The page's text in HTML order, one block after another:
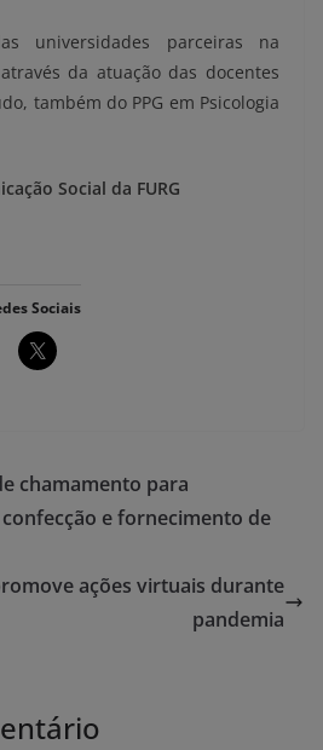
universidades parceiras na
da atuação das docentes
também do PPG em Psicologia
Social da FURG
Sociais
chamamento para
e fornecimento de
ações virtuais durante
pandemia